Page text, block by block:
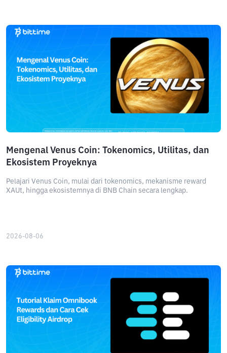
Mengenal Venus Coin: Tokenomics, Utilitas, dan
Ekosistem Proyeknya
Pelajari Venus Coin, mulai dari tokenomics, mekanisme reward
XAUt, hingga ekosistemnya di BNB Chain secara lengkap.
2026-08-06